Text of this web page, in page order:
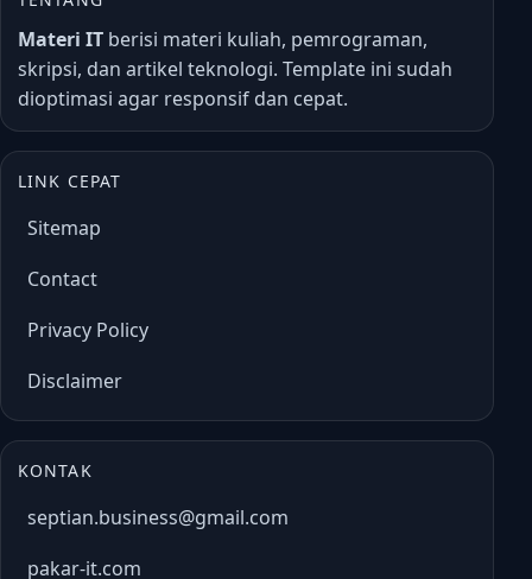
Materi IT berisi materi kuliah, pemrograman,
skripsi, dan artikel teknologi. Template ini sudah
dioptimasi agar responsif dan cepat.
LINK CEPAT
Sitemap
Contact
Privacy Policy
Disclaimer
KONTAK
septian.business@gmail.com
pakar-it.com